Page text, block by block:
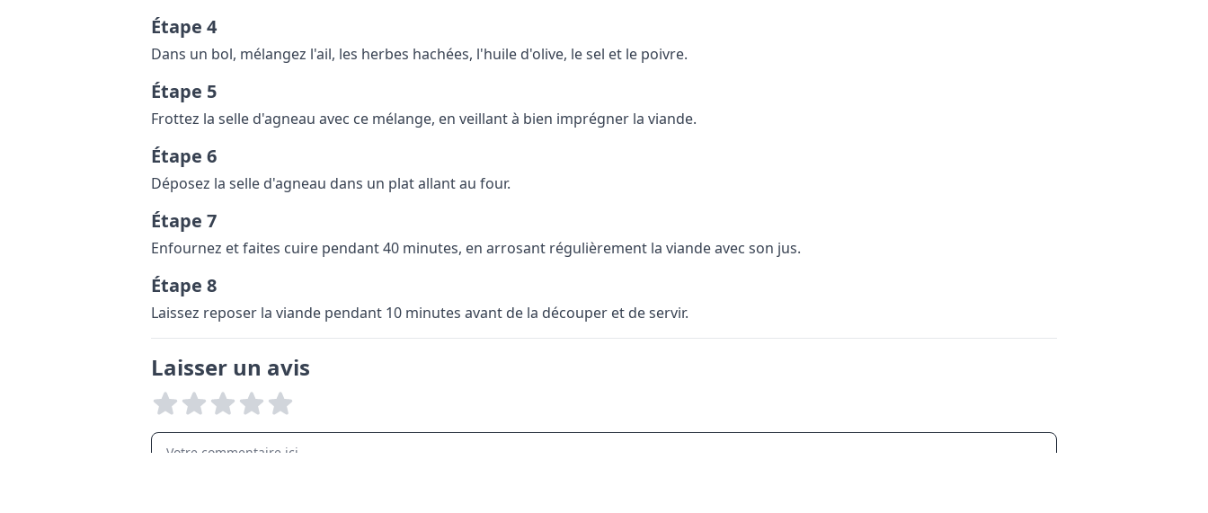
Étape 4
Dans un bol, mélangez l'ail, les herbes hachées, l'huile d'olive, le sel et le poivre.
Étape 5
Frottez la selle d'agneau avec ce mélange, en veillant à bien imprégner la viande.
Étape 6
Déposez la selle d'agneau dans un plat allant au four.
Étape 7
Enfournez et faites cuire pendant 40 minutes, en arrosant régulièrement la viande avec son jus.
Étape 8
Laissez reposer la viande pendant 10 minutes avant de la découper et de servir.
Laisser un avis